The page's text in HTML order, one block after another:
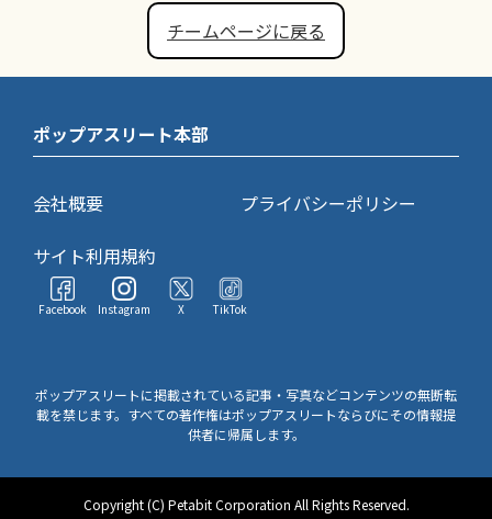
チームページに戻る
ポップアスリート本部
会社概要
プライバシーポリシー
サイト利用規約
Facebook Instagram X TikTok
ポップアスリートに掲載されている記事・写真などコンテンツの無断転
載を禁じます。すべての著作権はポップアスリートならびにその情報提
供者に帰属します。
Copyright (C) Petabit Corporation All Rights Reserved.